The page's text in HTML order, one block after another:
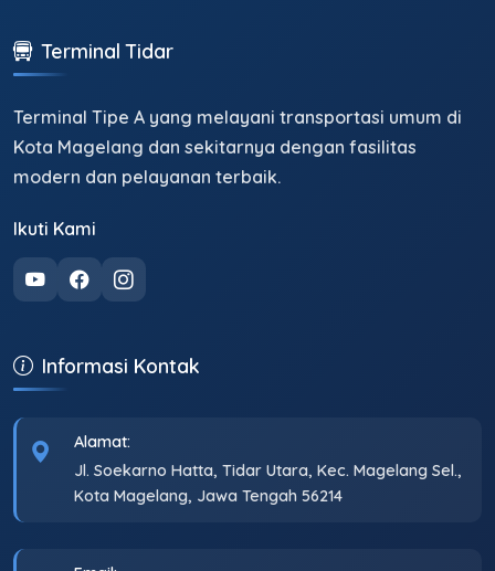
Terminal Tidar
Terminal Tipe A yang melayani transportasi umum di
Kota Magelang dan sekitarnya dengan fasilitas
modern dan pelayanan terbaik.
Ikuti Kami
Informasi Kontak
Alamat:
Jl. Soekarno Hatta, Tidar Utara, Kec. Magelang Sel.,
Kota Magelang, Jawa Tengah 56214